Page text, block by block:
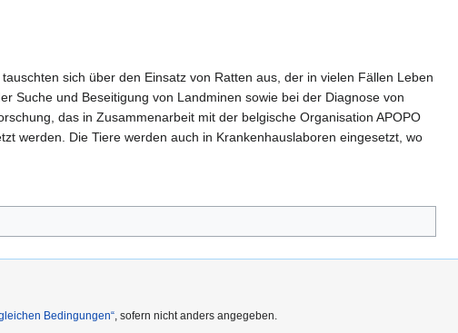
sich über den Einsatz von Ratten aus, der in vielen Fällen Leben
Suche und Beseitigung von Landminen sowie bei der Diagnose von
das in Zusammenarbeit mit der belgische Organisation APOPO
werden. Die Tiere werden auch in Krankenhauslaboren eingesetzt, wo
Bedingungen“, sofern nicht anders angegeben.